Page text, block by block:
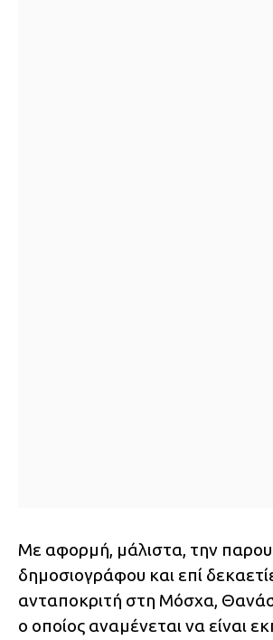
Με αφορμή, μάλιστα, την
δημοσιογράφου και επί
ανταποκριτή στη Μόσχα,
ο οποίος αναμένεται να είναι